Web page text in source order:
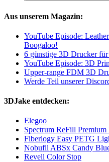
Aus unserem Magazin:
YouTube Episode:
Boogaloo!
6 günstige 3D Drucker
YouTube Episode: 3D
Upper-range FDM 3D
Werde Teil unserer
3DJake entdecken:
Elegoo
Spectrum ReFill
Fiberlogy Easy PETG
Nobufil ABSx Candy
Revell Color Stop